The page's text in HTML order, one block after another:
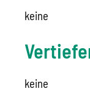
keine
keine